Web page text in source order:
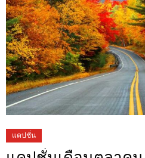
แคปชั่น